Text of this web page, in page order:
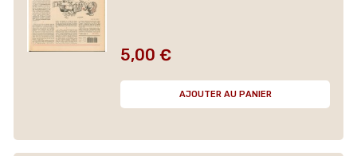
Prix
5,00 €
AJOUTER AU PANIER